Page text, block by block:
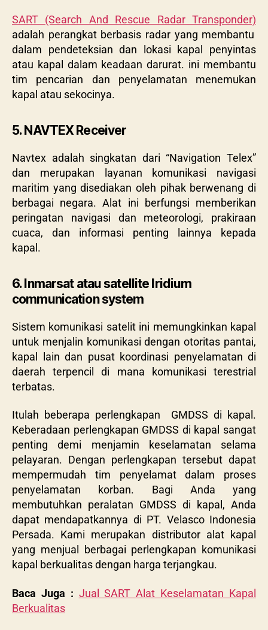
SART (Search And Rescue Radar Transponder)
adalah perangkat berbasis radar yang membantu
dalam pendeteksian dan lokasi kapal penyintas
atau kapal dalam keadaan darurat. ini membantu
tim pencarian dan penyelamatan menemukan
kapal atau sekocinya.
5. NAVTEX Receiver
Navtex adalah singkatan dari “Navigation Telex”
dan merupakan layanan komunikasi navigasi
maritim yang disediakan oleh pihak berwenang di
berbagai negara. Alat ini berfungsi memberikan
peringatan navigasi dan meteorologi, prakiraan
cuaca, dan informasi penting lainnya kepada
kapal.
6. Inmarsat atau satellite Iridium
communication system
Sistem komunikasi satelit ini memungkinkan kapal
untuk menjalin komunikasi dengan otoritas pantai,
kapal lain dan pusat koordinasi penyelamatan di
daerah terpencil di mana komunikasi terestrial
terbatas.
Itulah beberapa perlengkapan
GMDSS di kapal.
Keberadaan perlengkapan GMDSS di kapal sangat
penting demi menjamin keselamatan selama
pelayaran. Dengan perlengkapan tersebut dapat
mempermudah tim penyelamat dalam proses
penyelamatan korban. Bagi Anda yang
membutuhkan peralatan GMDSS di kapal, Anda
dapat mendapatkannya di PT. Velasco Indonesia
Persada. Kami merupakan distributor alat kapal
yang menjual berbagai perlengkapan komunikasi
kapal berkualitas dengan harga terjangkau.
Baca Juga : Jual SART Alat Keselamatan Kapal
Berkualitas